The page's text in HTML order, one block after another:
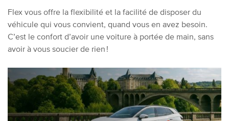
Flex vous offre la flexibilité et la facilité de disposer du
véhicule qui vous convient, quand vous en avez besoin.
C’est le confort d’avoir une voiture à portée de main, sans
avoir à vous soucier de rien !